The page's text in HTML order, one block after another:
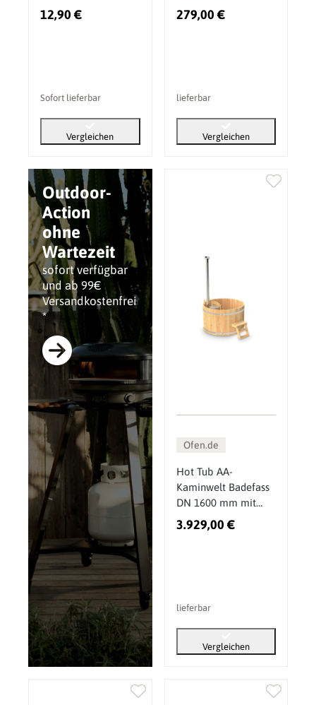
Outdoor-
Action
ohne
Wartezeit
sofort verfügbar
und ab 99€
Versandkostenfrei
*
12,90 €
Sofort lieferbar
Vergleichen
279,00 €
lieferbar
Vergleichen
Ofen.de
Hot Tub AA-
Kaminwelt Badefass
DN 1600 mm mit
Innenofen - Holz:
Lärche - Ofen:
3.929,00 €
lieferbar
Vergleichen